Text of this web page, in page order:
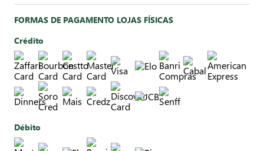
FORMAS DE PAGAMENTO LOJAS FÍSICAS
Crédito
Débito